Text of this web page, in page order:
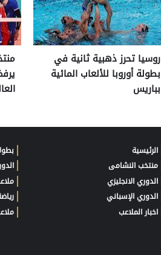
روسيا تحرز ذهبية ثانية في
بطولة أوروبا للألعاب المائية
بباريس
الرئيسية
منتخب النشامى
الدوري الانجليزي
الدوري الإسباني
اخبار الملاعب